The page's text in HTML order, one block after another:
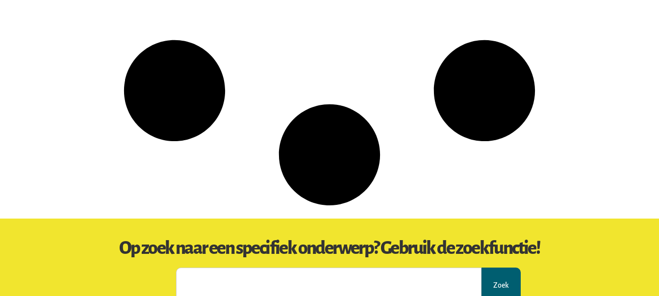
Op zoek naar een specifiek onderwerp? Gebruik de zoekfunctie!
Zoek